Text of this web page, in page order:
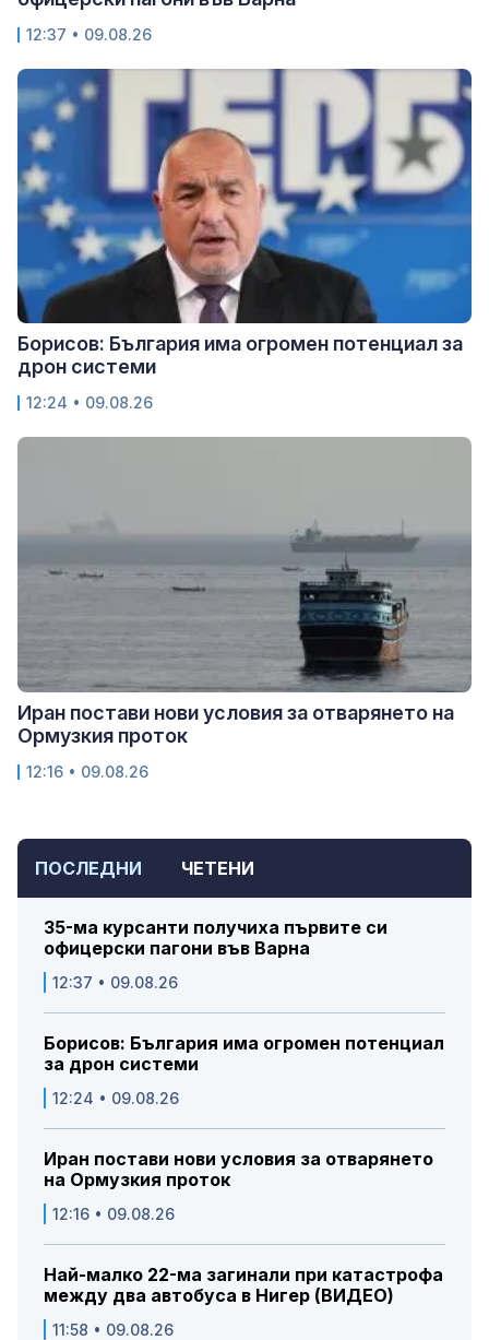
ПОСЛЕДНИ ЧЕТЕНИ
35-ма курсанти получиха първите си
офицерски пагони във Варна
12:37 • 09.08.26
Борисов: България има огромен потенциал
за дрон системи
12:24 • 09.08.26
Иран постави нови условия за отварянето
на Ормузкия проток
12:16 • 09.08.26
Най-малко 22-ма загинали при катастрофа
между два автобуса в Нигер (ВИДЕО)
11:58 • 09.08.26
12:37 • 09.08.26
Борисов: България има огромен потенциал за
дрон системи
12:24 • 09.08.26
Иран постави нови условия за отварянето на
Ормузкия проток
12:16 • 09.08.26